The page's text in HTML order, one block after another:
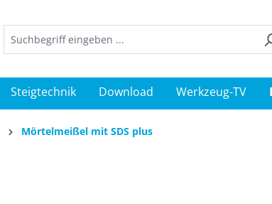
Steigtechnik Download Werkzeug-TV
Mörtelmeißel mit SDS plus